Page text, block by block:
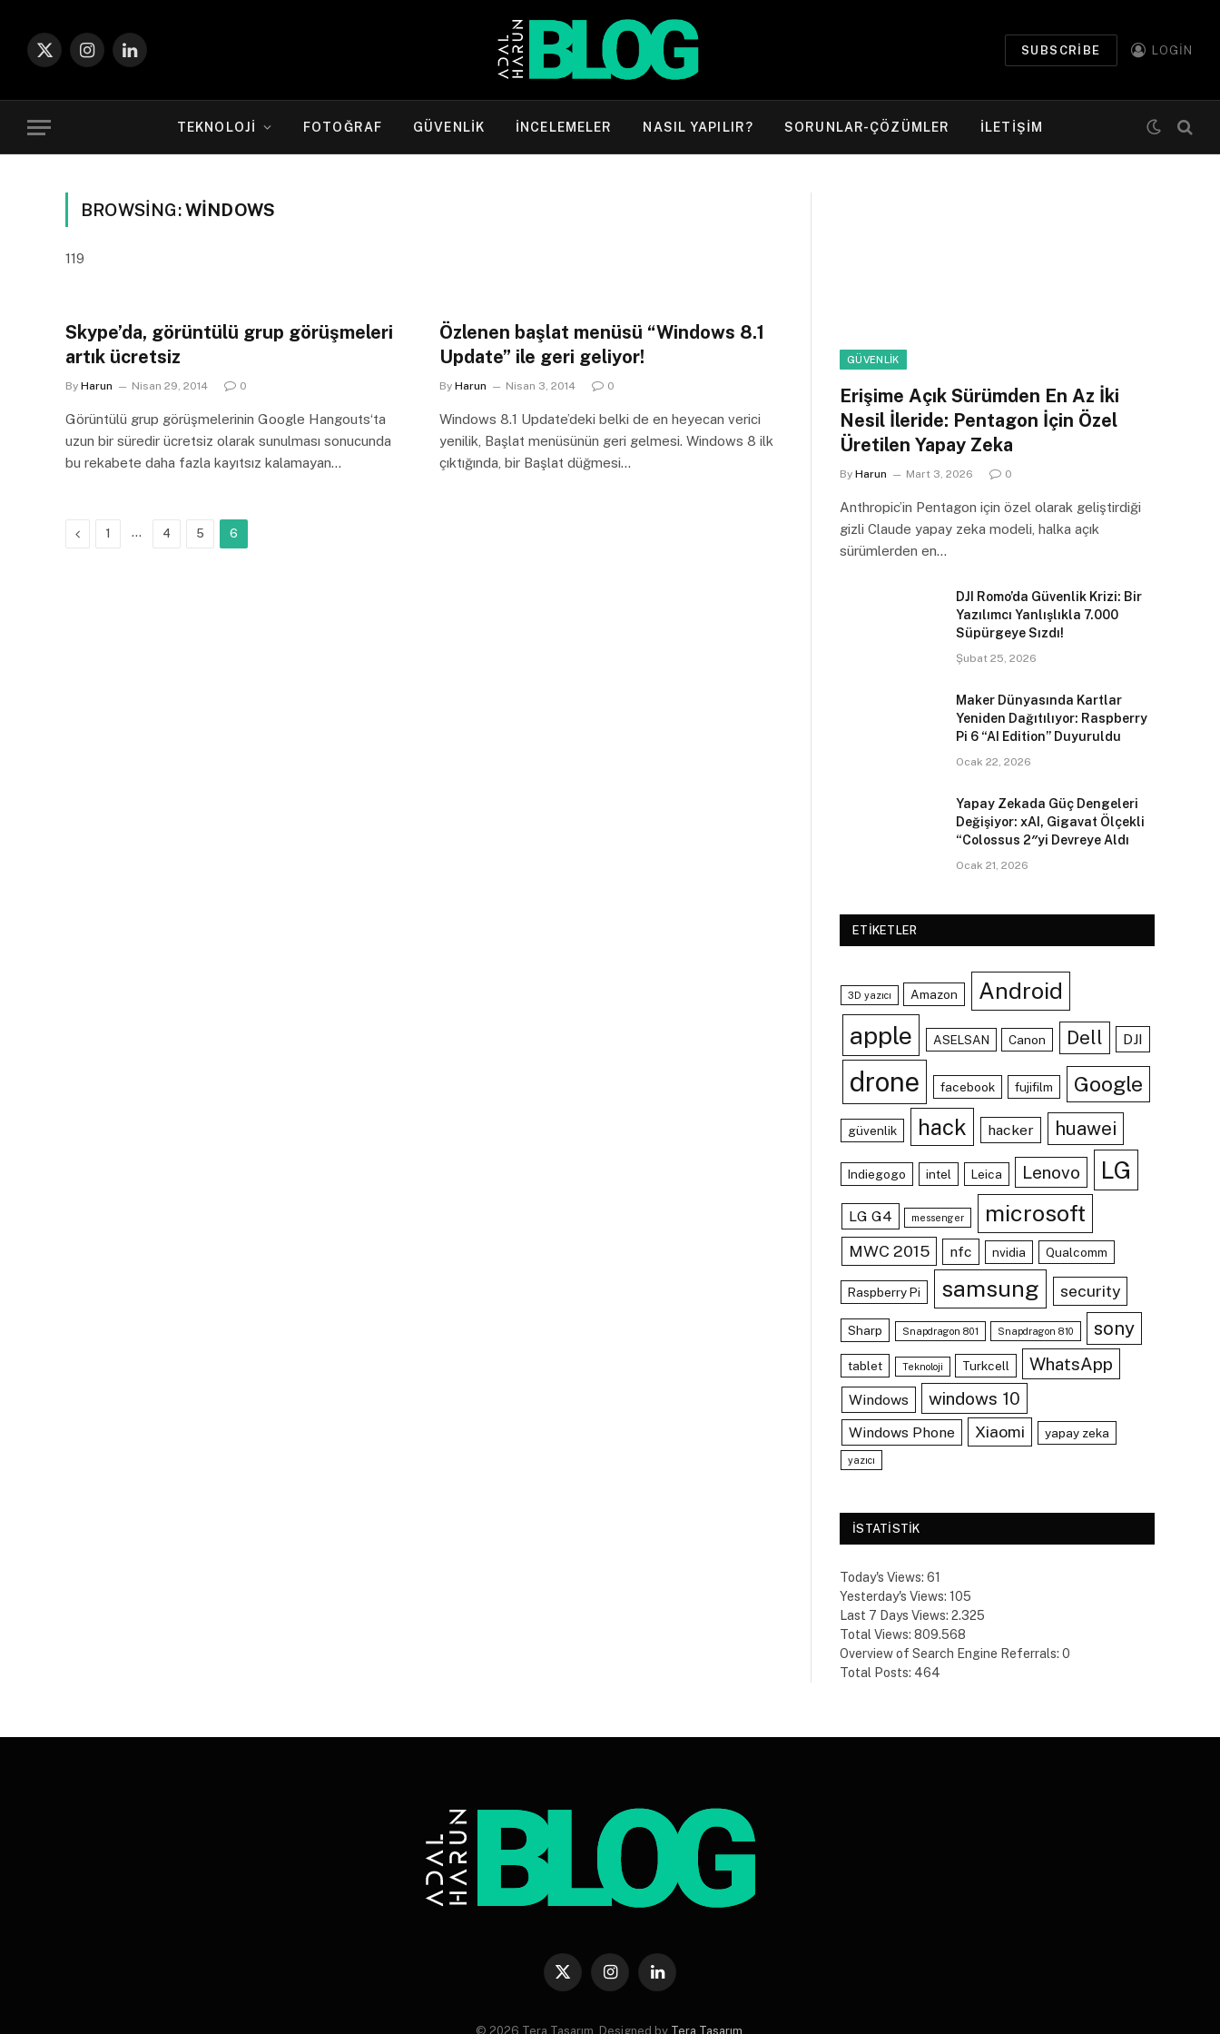
X
InstagramLinkedIn
SUBSCRIBE LOGIN
TEKNOLOJI FOTOĞRAF GÜVENLIK İNCELEMELER NASIL YAPILIR? SORUNLAR-ÇÖZÜMLER ILETIŞIM
BROWSING:WINDOWS
119
Skype’da, görüntülü grup görüşmeleri
artık ücretsiz
By Harun Nisan 29, 2014 0
Görüntülü grup görüşmelerinin Google Hangouts‘ta
uzun bir süredir ücretsiz olarak sunulması sonucunda
bu rekabete daha fazla kayıtsız kalamayan…
Özlenen başlat menüsü “Windows 8.1
Update” ile geri geliyor!
By Harun Nisan 3, 2014 0
Windows 8.1 Update’deki belki de en heyecan verici
yenilik, Başlat menüsünün geri gelmesi. Windows 8 ilk
çıktığında, bir Başlat düğmesi…
Previous
1 … 4 5 6
GÜVENLIK
Erişime Açık Sürümden En Az İki
Nesil İleride: Pentagon İçin Özel
Üretilen Yapay Zeka
By Harun Mart 3, 2026 0
Anthropic’in Pentagon için özel olarak geliştirdiği
gizli Claude yapay zeka modeli, halka açık
sürümlerden en…
DJI Romo’da Güvenlik Krizi: Bir
Yazılımcı Yanlışlıkla 7.000
Süpürgeye Sızdı!
Şubat 25, 2026
Maker Dünyasında Kartlar
Yeniden Dağıtılıyor: Raspberry
Pi 6 “AI Edition” Duyuruldu
Ocak 22, 2026
Yapay Zekada Güç Dengeleri
Değişiyor: xAI, Gigavat Ölçekli
“Colossus 2″yi Devreye Aldı
Ocak 21, 2026
ETIKETLER
3D yazıcı Amazon Android
apple ASELSAN Canon Dell DJI
drone facebook fujifilm Google
güvenlik hack hacker huawei
Indiegogo intel Leica Lenovo LG
LG G4 messenger microsoft
MWC 2015 nfc nvidia Qualcomm
Raspberry Pi samsung security
Sharp Snapdragon 801 Snapdragon 810 sony
tablet Teknoloji Turkcell WhatsApp
Windows windows 10
Windows Phone Xiaomi yapay zeka
yazıcı
ISTATISTIK
Today's Views: 61
Yesterday's Views: 105
Last 7 Days Views: 2.325
Total Views: 809.568
Overview of Search Engine Referrals: 0
Total Posts: 464
X
InstagramLinkedIn
© 2026 Tera Tasarım. Designed by Tera Tasarım